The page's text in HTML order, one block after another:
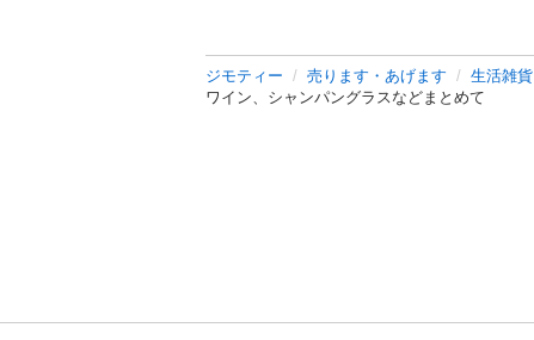
ジモティー 売ります・あげます 生活雑貨
ワイン、シャンパングラスなどまとめて